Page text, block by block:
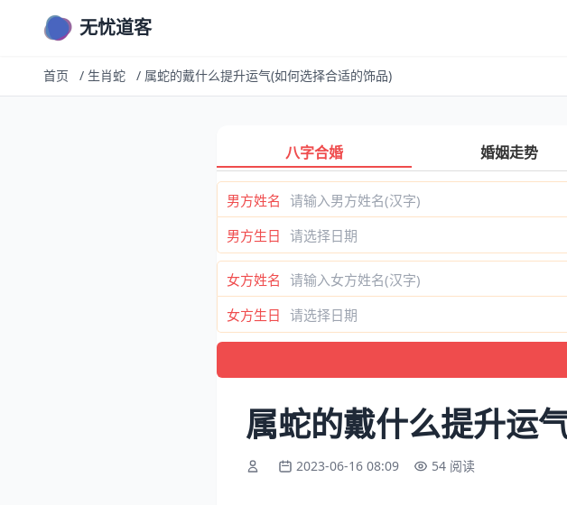
无忧道客
首页 / 生肖蛇 / 属蛇的戴什么提升运气(如何选择合适的饰品)
八字合婚 婚姻走势
男方姓名
男方生日
女方姓名
女方生日
属蛇的戴什么提升运
2023-06-16 08:09 54 阅读